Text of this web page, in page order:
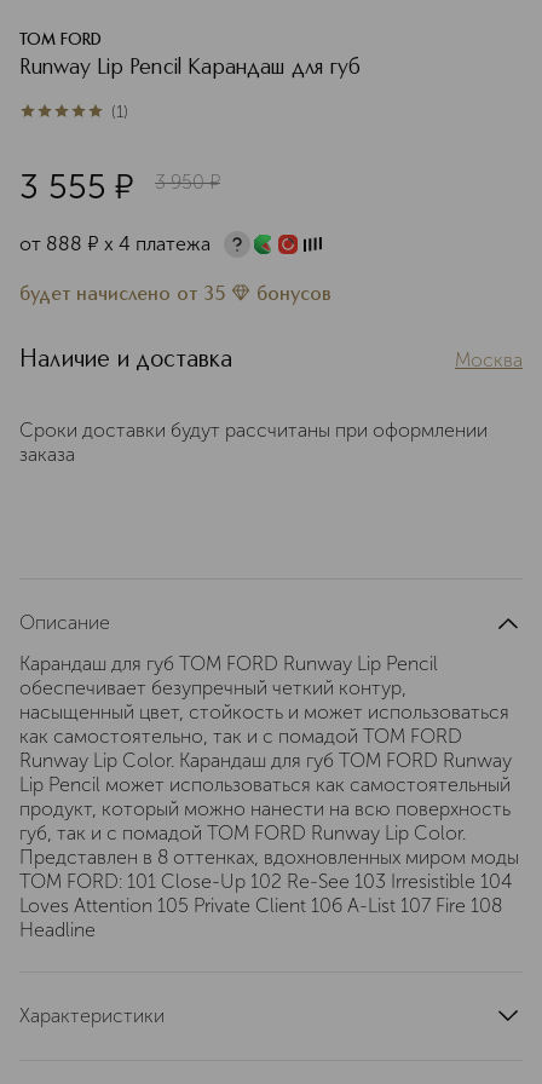
TOM FORD
Runway Lip Pencil Карандаш для губ
5из 51 (1)
3 555 ¤ 3 950 ¤
от 888 ¤ х 4 платежа
будет начислено от 35 бонусов
Наличие и доставка Москва
Сроки доставки будут рассчитаны при оформлении
заказа
Описание
Карандаш для губ TOM FORD Runway Lip Pencil
обеспечивает безупречный четкий контур,
насыщенный цвет, стойкость и может использоваться
как самостоятельно, так и с помадой TOM FORD
Runway Lip Color. Карандаш для губ TOM FORD Runway
Lip Pencil может использоваться как самостоятельный
продукт, который можно нанести на всю поверхность
губ, так и с помадой TOM FORD Runway Lip Color.
Представлен в 8 оттенках, вдохновленных миром моды
TOM FORD: 101 Close-Up 102 Re-See 103 Irresistible 104
Loves Attention 105 Private Client 106 A-List 107 Fire 108
Headline
Характеристики